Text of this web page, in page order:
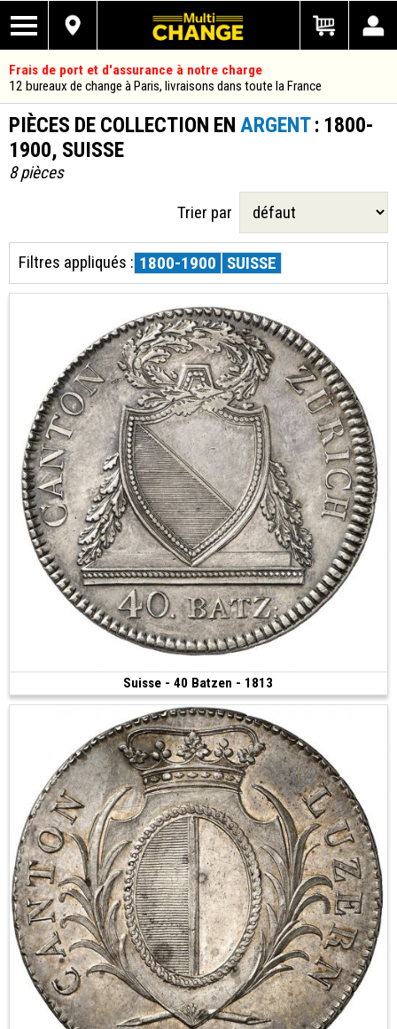
Frais de port et d'assurance à notre charge
12 bureaux de change à Paris, livraisons dans toute la France
PIÈCES DE COLLECTION EN ARGENT: 1800-
1900, SUISSE
8 pièces
Trier par
Filtres appliqués : 1800-1900 SUISSE
Suisse - 40 Batzen - 1813
(1813 • 29.29 g • 42 mm)